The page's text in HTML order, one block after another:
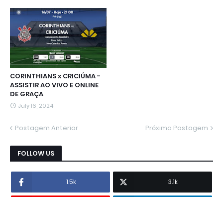
CORINTHIANS x CRICIÚMA -
ASSISTIR AO VIVO E ONLINE
DE GRAÇA
July 16, 2024
Postagem Anterior Próxima Postagem
FOLLOW US
1.5k 3.1k